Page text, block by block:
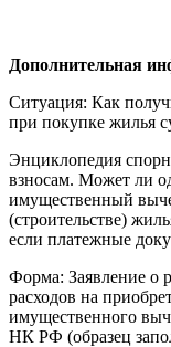
Дополнительная
Ситуация: Как
при покупке жилья
Энциклопедия
взносам. Может ли
имущественный
(строительстве)
если платежные
Форма: Заявление о
расходов на
имущественного
НК РФ (образец